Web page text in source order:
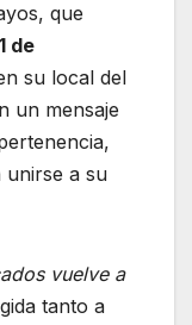
que
de
su local del
un mensaje
unirse a su
vuelve a
tanto a